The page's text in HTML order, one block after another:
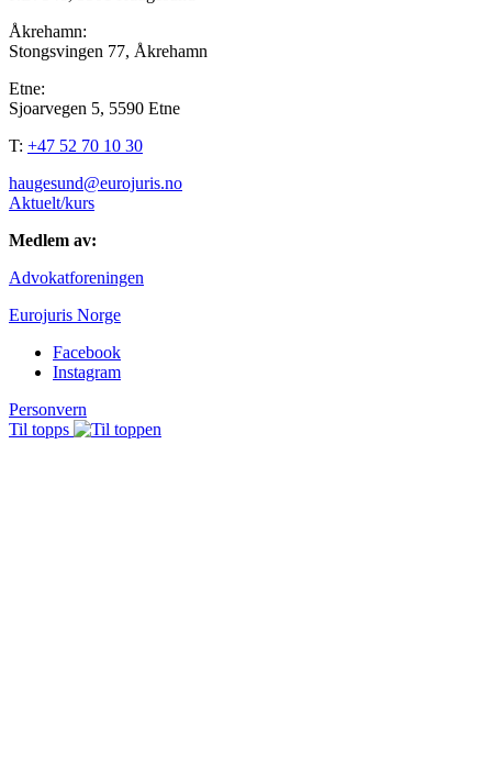
Åkrehamn:
Stongsvingen 77, Åkrehamn
Etne:
Sjoarvegen 5, 5590 Etne
T: +47 52 70 10 30
haugesund@eurojuris.no
Aktuelt/kurs
Medlem av:
Advokatforeningen
Eurojuris Norge
Facebook
Instagram
Personvern
Til topps